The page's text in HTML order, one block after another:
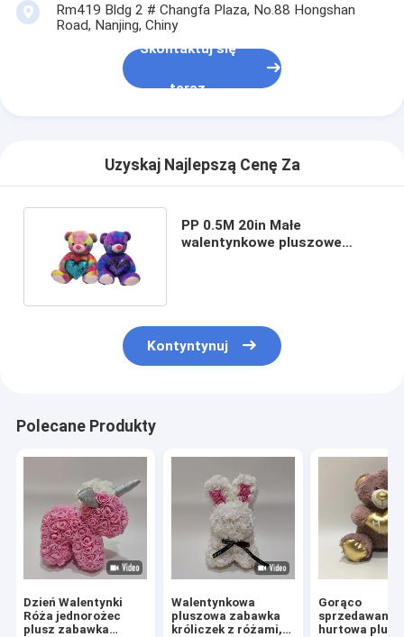
Rm419 Bldg 2 # Changfa Plaza, No.88 Hongshan
Road, Nanjing, Chiny
Skontaktuj się
teraz
Uzyskaj Najlepszą Cenę Za
PP 0.5M 20in Małe
walentynkowe pluszowe
Kontyntynuj
Polecane Produkty
Dzień Walentynki
Róża jednorożec
plusz zabawka
Walentynkowa
pluszowa zabawka
króliczek z różami,
Gorąco
sprzedawana
hurtowa